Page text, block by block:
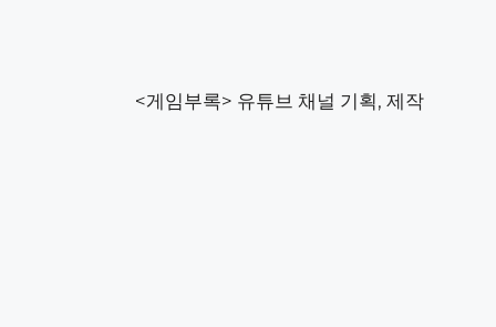
<게임부록> 유튜브 채널 기획, 제작